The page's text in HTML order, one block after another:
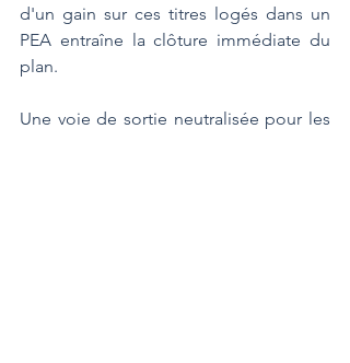
d'un gain sur ces titres logés dans un
PEA entraîne la clôture immédiate du
plan.
Une voie de sortie neutralisée pour les